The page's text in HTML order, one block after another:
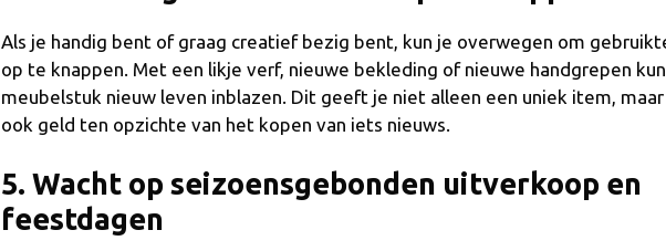
Als je handig bent of graag creatief bezig bent, kun je overwegen om
op te knappen. Met een likje verf, nieuwe bekleding of nieuwe handgrepen
meubelstuk nieuw leven inblazen. Dit geeft je niet alleen een uniek item,
ook geld ten opzichte van het kopen van iets nieuws.
5. Wacht op seizoensgebonden uitverkoop en
feestdagen